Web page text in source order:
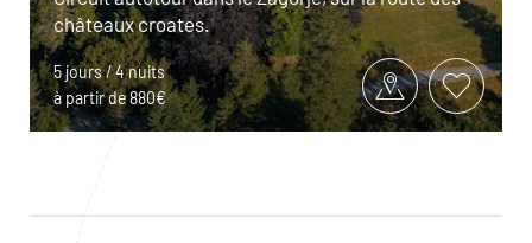
châteaux croates.
5 jours / 4 nuits
à partir de 880€